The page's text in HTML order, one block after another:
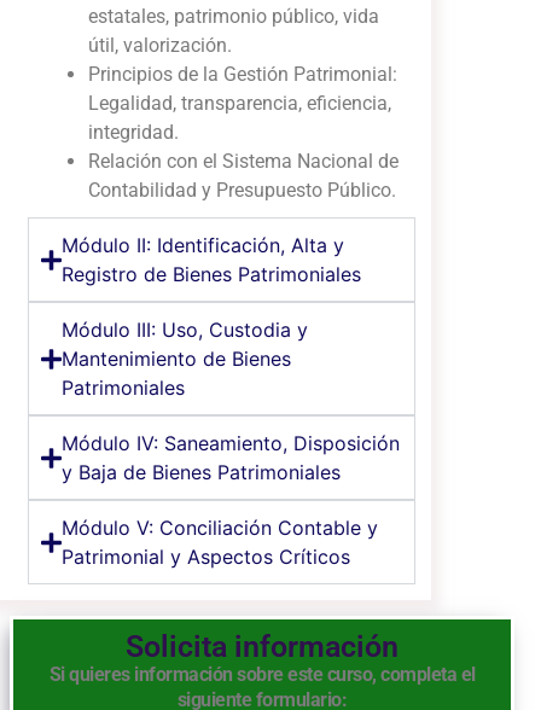
estatales, patrimonio público, vida
útil, valorización.
Principios de la Gestión Patrimonial:
Legalidad, transparencia, eficiencia,
integridad.
Relación con el Sistema Nacional de
Contabilidad y Presupuesto Público.
Módulo II: Identificación, Alta y
Registro de Bienes Patrimoniales
Módulo III: Uso, Custodia y
Mantenimiento de Bienes
Patrimoniales
Módulo IV: Saneamiento, Disposición
y Baja de Bienes Patrimoniales
Módulo V: Conciliación Contable y
Patrimonial y Aspectos Críticos
Solicita información
Si quieres información sobre este curso, completa el
siguiente formulario: